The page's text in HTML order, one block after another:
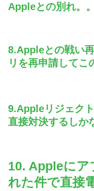
Appleとの別れ。。
8.Appleとの戦い
リを再申請してこ
9.Appleリジェク
直接対決するしか
10. Appleにア
れた件で直接